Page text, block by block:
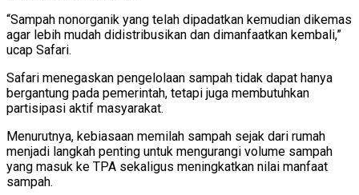
“Sampah nonorganik yang telah dipadatkan kemudian dikemas
agar lebih mudah didistribusikan dan dimanfaatkan kembali,”
ucap Safari.
Safari menegaskan pengelolaan sampah tidak dapat hanya
bergantung pada pemerintah, tetapi juga membutuhkan
partisipasi aktif masyarakat.
Menurutnya, kebiasaan memilah sampah sejak dari rumah
menjadi langkah penting untuk mengurangi volume sampah
yang masuk ke TPA sekaligus meningkatkan nilai manfaat
sampah.